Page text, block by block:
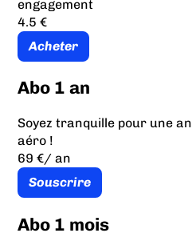
engagement
4.5 €
Acheter
Abo 1 an
Soyez tranquille pour une
aéro !
69 €/ an
Souscrire
Abo 1 mois